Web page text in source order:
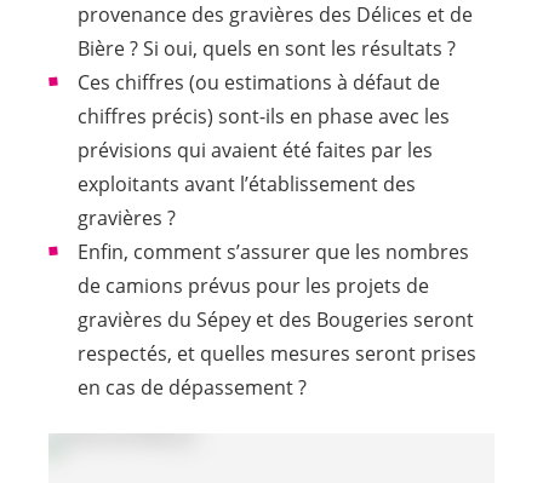
provenance des gravières des Délices et de
Bière ? Si oui, quels en sont les résultats ?
Ces chiffres (ou estimations à défaut de
chiffres précis) sont-ils en phase avec les
prévisions qui avaient été faites par les
exploitants avant l’établissement des
gravières ?
Enfin, comment s’assurer que les nombres
de camions prévus pour les projets de
gravières du Sépey et des Bougeries seront
respectés, et quelles mesures seront prises
en cas de dépassement ?